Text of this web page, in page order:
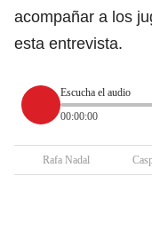
acompañar a los
esta entrevista.
Escucha el audio
00:00:00
Rafa Nadal